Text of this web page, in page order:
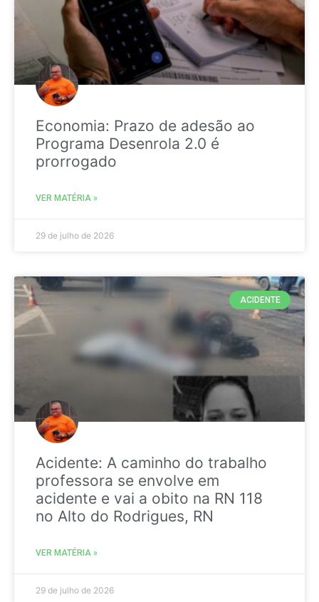
Economia: Prazo de adesão ao
Programa Desenrola 2.0 é
prorrogado
VER MATÉRIA »
29 de julho de 2026
ACIDENTE
Acidente: A caminho do trabalho
professora se envolve em
acidente e vai a obito na RN 118
no Alto do Rodrigues, RN
VER MATÉRIA »
29 de julho de 2026